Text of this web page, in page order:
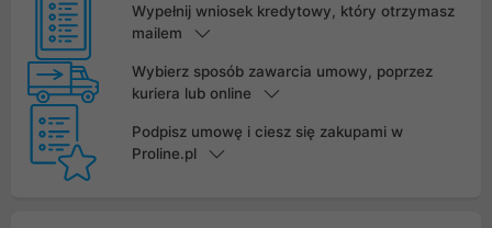
Wypełnij wniosek kredytowy, który otrzymasz
mailem
Wybierz sposób zawarcia umowy, poprzez
kuriera lub online
Podpisz umowę i ciesz się zakupami w
Proline.pl